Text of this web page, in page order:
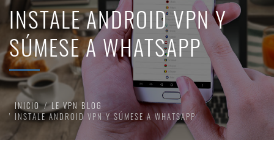
INSTALE ANDROID VPN Y
SÚMESE A WHATSAPP
INICIO
LE VPN BLOG
INSTALE ANDROID VPN Y SÚMESE A WHATSAPP